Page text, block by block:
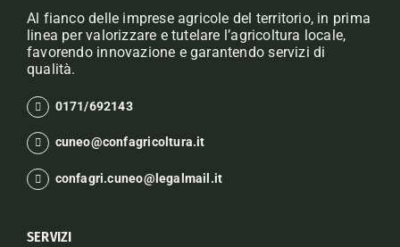
Al fianco delle imprese agricole del territorio, in prima
linea per valorizzare e tutelare l’agricoltura locale,
favorendo innovazione e garantendo servizi di
qualità.
0171/692143
cuneo@confagricoltura.it
confagri.cuneo@legalmail.it
SERVIZI